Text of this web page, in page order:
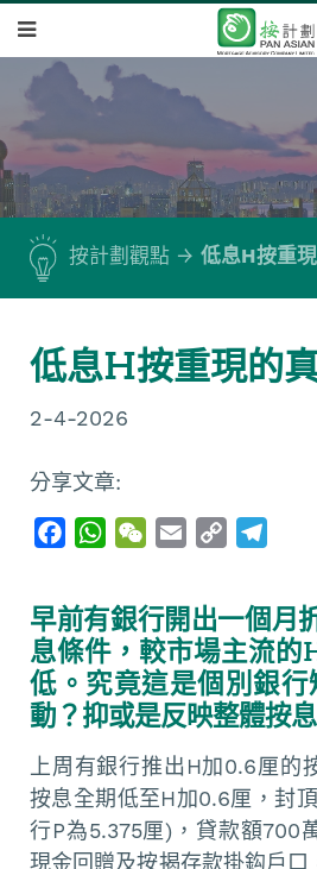
按計劃觀點 低息H按重
低息H按重現的
2-4-2026
分享文章:
e
b
o
o
W
t
s
A
p
W
h
a
t
l
y
L
i
n
e
g
r
a
早前有銀行開出一個月
息條件，較市場主流的
低。究竟這是個別銀行
動？抑或是反映整體按
上周有銀行推出H加0.6厘的
按息全期低至H加0.6厘，封
行P為5.375厘)，貸款額700
現金回贈及按揭存款掛鈎戶口